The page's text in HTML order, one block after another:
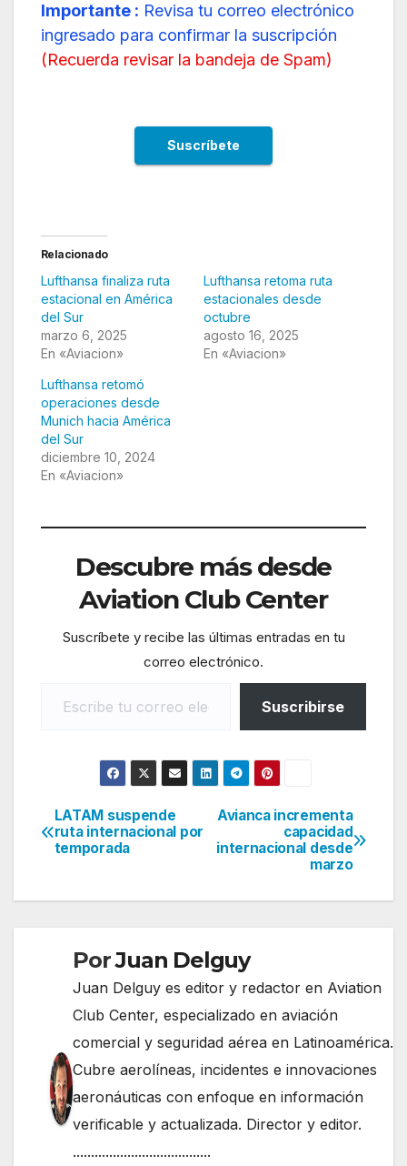
Importante : Revisa tu correo electrónico
ingresado para confirmar la suscripción
(Recuerda revisar la bandeja de Spam)
Relacionado
Lufthansa finaliza ruta
estacional en América
del Sur
marzo 6, 2025
En «Aviacion»
Lufthansa retoma ruta
estacionales desde
octubre
agosto 16, 2025
En «Aviacion»
Lufthansa retomó
operaciones desde
Munich hacia América
del Sur
diciembre 10, 2024
En «Aviacion»
Descubre más desde
Aviation Club Center
Suscríbete y recibe las últimas entradas en tu
correo electrónico.
Suscribirse
Navegación
de
entradas
Avianca incrementa
capacidad
internacional desde
marzo
LATAM suspende
ruta internacional por
temporada
PorJuan Delguy
Juan Delguy es editor y redactor en Aviation
Club Center, especializado en aviación
comercial y seguridad aérea en Latinoamérica.
Cubre aerolíneas, incidentes e innovaciones
aeronáuticas con enfoque en información
verificable y actualizada. Director y editor.
......................................